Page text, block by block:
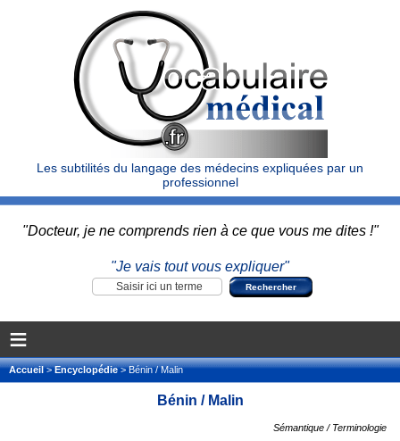
Les subtilités du langage des médecins expliquées par un
professionnel
"Docteur, je ne comprends rien à ce que vous me dites !"
"Je vais tout vous expliquer"
≡
Accueil>Encyclopédie> Bénin / Malin
Bénin / Malin
Sémantique / Terminologie